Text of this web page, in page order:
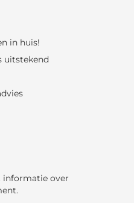
in huis!
uitstekend
informatie over